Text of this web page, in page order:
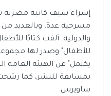
إسراء سيف كاتبة
مسرحية عدة، وبالعديد من
والدولية. ألفت كتابًا
للأطفال" وصدر لها
يكتمل" عن الهيئة العامة
بمسابقة للنشر، كما رشحت
ساويرس.